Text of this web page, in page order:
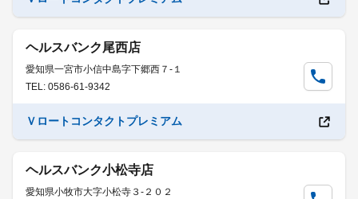
ヘルスバンク尾西店
愛知県一宮市小信中島字下郷西７-１
TEL: 0586-61-9342
Ｖロートコンタクトプレミアム
ヘルスバンク小松寺店
愛知県小牧市大字小松寺３-２０２